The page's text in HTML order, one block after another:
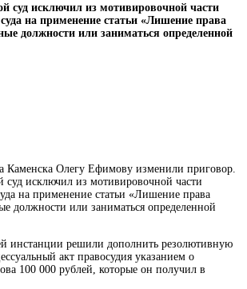
суд исключил из мотивировочной части
на применение статьи «Лишение права
должности или заниматься определенной
Каменска Олегу Ефимову изменили приговор.
суд исключил из мотивировочной части
на применение статьи «Лишение права
должности или заниматься определенной
инстанции решили дополнить резолютивную
акт правосудия указанием о
100 000 рублей, которые он получил в